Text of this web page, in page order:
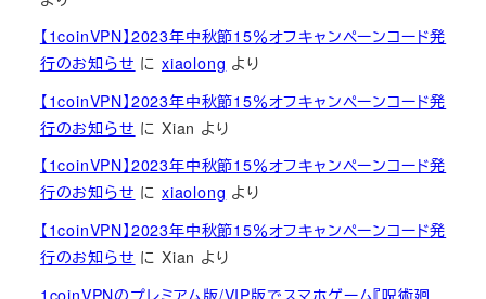
【1coinVPN】2023年中秋節15％オフキャンペーンコード発
行のお知らせ にxiaolong より
【1coinVPN】2023年中秋節15％オフキャンペーンコード発
行のお知らせ にXian より
【1coinVPN】2023年中秋節15％オフキャンペーンコード発
行のお知らせ にxiaolong より
【1coinVPN】2023年中秋節15％オフキャンペーンコード発
行のお知らせ にXian より
1coinVPNのプレミアム版/VIP版でスマホゲーム『呪術廻